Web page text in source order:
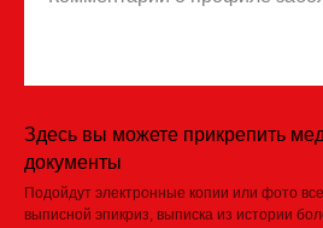
Здесь вы можете прикрепить
документы
Подойдут электронные копии или фото
выписной эпикриз, выписка из истории